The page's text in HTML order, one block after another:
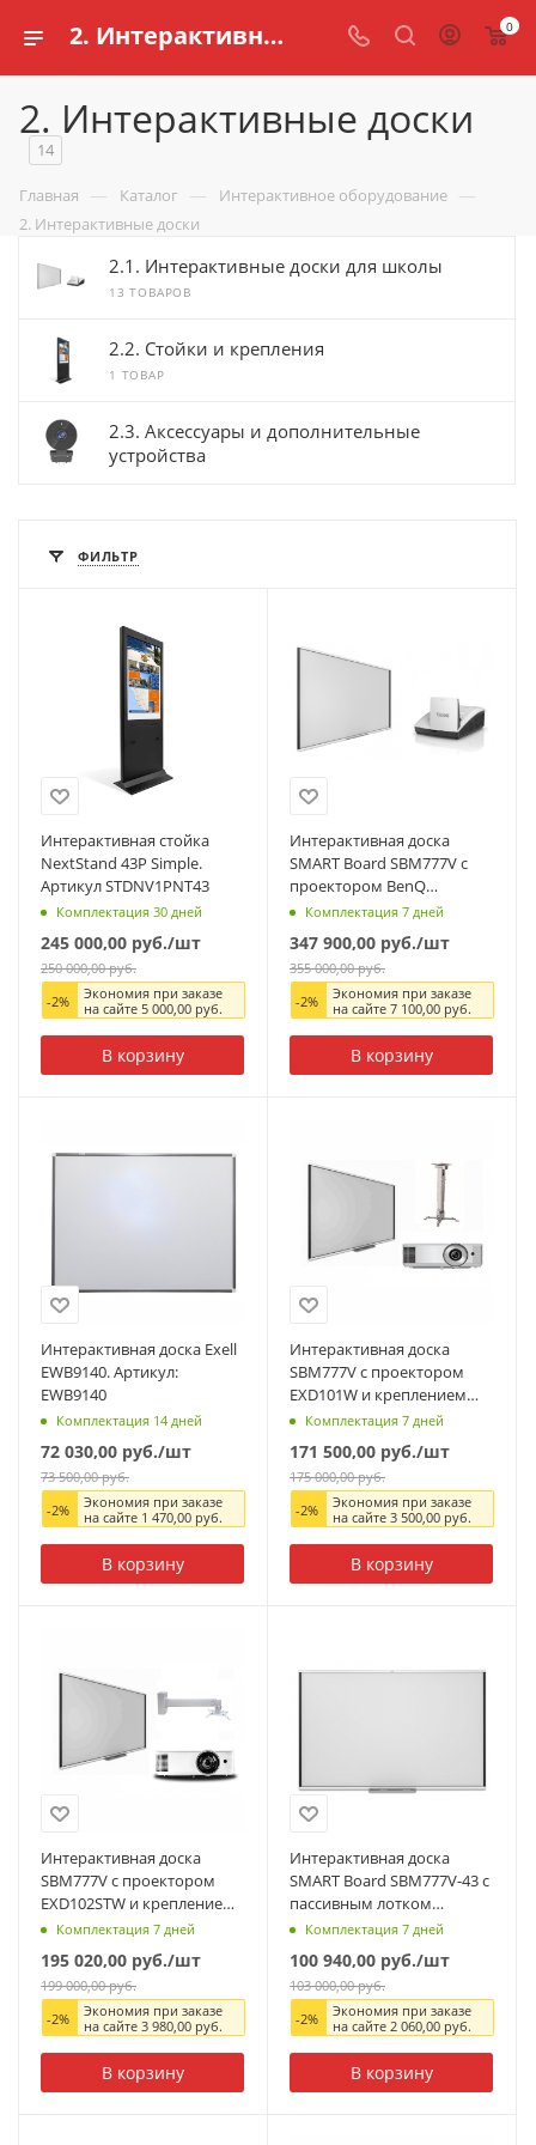
2. Интерактивные доски купить для школ и обучения детей 0
2. Интерактивные доски
14
Главная — Каталог — Интерактивное оборудование —
2. Интерактивные доски
2.1. Интерактивные доски для школы
13 ТОВАРОВ
2.2. Стойки и крепления
1 ТОВАР
2.3. Аксессуары и дополнительные
устройства
ФИЛЬТР
Интерактивная стойка
NextStand 43P Simple.
Артикул STDNV1PNT43
Комплектация 30 дней
245 000,00 руб./шт
250 000,00руб.
-2%
Экономия при заказе
на сайте 5 000,00руб.
В корзину
Интерактивная доска
SMART Board SBM777V с
проектором BenQ
MW855UST+. Артикул
Комплектация 7 дней
347 900,00 руб./шт
355 000,00руб.
-2%
Экономия при заказе
на сайте 7 100,00руб.
В корзину
Интерактивная доска Exell
EWB9140. Артикул:
EWB9140
Комплектация 14 дней
72 030,00 руб./шт
73 500,00руб.
-2%
Экономия при заказе
на сайте 1 470,00руб.
В корзину
Интерактивная доска
SBM777V с проектором
EXD101W и креплением
DSM-2L. Артикул
SBM777EXD101WL
Комплектация 7 дней
171 500,00 руб./шт
175 000,00руб.
-2%
Экономия при заказе
на сайте 3 500,00руб.
В корзину
Интерактивная доска
SBM777V с проектором
EXD102STW и креплением
DSM-14kw.
Артикул SBM777EXD102STW
Комплектация 7 дней
195 020,00 руб./шт
199 000,00руб.
-2%
Экономия при заказе
на сайте 3 980,00руб.
В корзину
Интерактивная доска
SMART Board SBM777V-43 с
пассивным лотком
(Notebook 22). Артикул
Комплектация 7 дней
100 940,00 руб./шт
103 000,00руб.
-2%
Экономия при заказе
на сайте 2 060,00руб.
В корзину